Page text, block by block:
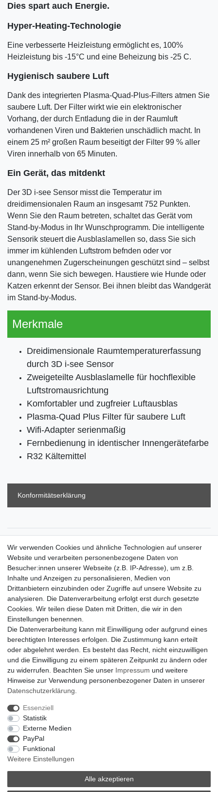
Dies spart auch Energie.
Hyper-Heating-Technologie
Eine verbesserte Heizleistung ermöglicht es, 100%
Heizleistung bis -15°C und eine Beheizung bis -25 C.
Hygienisch saubere Luft
Dank des integrierten Plasma-Quad-Plus-Filters atmen Sie
saubere Luft. Der Filter wirkt wie ein elektronischer
Vorhang, der durch Entladung die in der Raumluft
vorhandenen Viren und Bakterien unschädlich macht. In
einem 25 m² großen Raum beseitigt der Filter 99 % aller
Viren innerhalb von 65 Minuten.
Ein Gerät, das mitdenkt
Der 3D i-see Sensor misst die Temperatur im
dreidimensionalen Raum an insgesamt 752 Punkten.
Wenn Sie den Raum betreten, schaltet das Gerät vom
Stand-by-Modus in Ihr Wunschprogramm. Die intelligente
Sensorik steuert die Ausblaslamellen so, dass Sie sich
immer im kühlenden Luftstrom befnden oder vor
unangenehmen Zugerscheinungen geschützt sind – selbst
dann, wenn Sie sich bewegen. Haustiere wie Hunde oder
Katzen erkennt der Sensor. Bei ihnen bleibt das Wandgerät
im Stand-by-Modus.
Merkmale
Dreidimensionale Raumtemperaturerfassung
durch 3D i-see Sensor
Zweigeteilte Ausblaslamelle für hochﬂexible
Luftstromausrichtung
Komfortabler und zugfreier Luftausblas
Plasma-Quad Plus Filter für saubere Luft
Wifi-Adapter serienmaßig
Fernbedienung in identischer Innengerätefarbe
R32 Kältemittel
Konformitätserklärung
Versandkosten
Der Weg zur eigenen Klimaanlage
Inbetriebnahme & Serviceleistungen
Für Interessierte aus der Schweiz
Klimaanlage = Wärmepumpe
Hilfe
Bankverbindung:
encliso GmbH
Kreissparkasse Verl
Kto-Nr. 25007352 - BLZ 47853520
BIC/SWIFT: WELADED1WDB
IBAN: DE07 4785 3520 0025 0073 52
Impressum
Barrierefreiheitserklärung
Vertrag widerrufen
Wir verwenden Cookies und ähnliche Technologien auf unserer
Website und verarbeiten personenbezogene Daten von
Besucher:innen unserer Webseite (z.B. IP-Adresse), um z.B.
Inhalte und Anzeigen zu personalisieren, Medien von
Drittanbietern einzubinden oder Zugriffe auf unsere Website zu
analysieren. Die Datenverarbeitung erfolgt erst durch gesetzte
Cookies. Wir teilen diese Daten mit Dritten, die wir in den
Einstellungen benennen.
Die Datenverarbeitung kann mit Einwilligung oder aufgrund eines
berechtigten Interesses erfolgen. Die Zustimmung kann erteilt
oder abgelehnt werden. Es besteht das Recht, nicht einzuwilligen
und die Einwilligung zu einem späteren Zeitpunkt zu ändern oder
zu widerrufen. Beachten Sie unser Impressum und weitere
Hinweise zur Verwendung personenbezogener Daten in unserer
Daten­schutz­erklärung
Essenziell
Statistik
Externe Medien
PayPal
Funktional
Weitere Einstellungen
Alle akzeptieren